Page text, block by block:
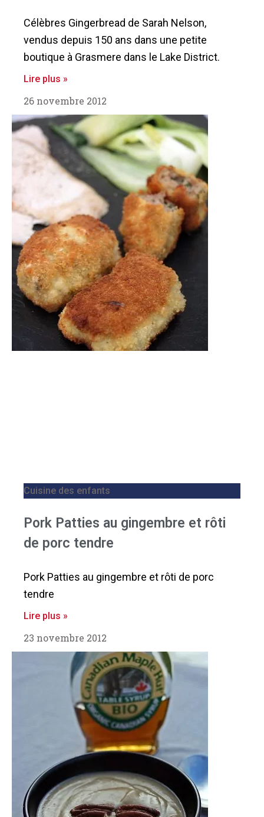
Célèbres Gingerbread de Sarah Nelson,
vendus depuis 150 ans dans une petite
boutique à Grasmere dans le Lake District.
Lire plus »
26 novembre 2012
Cuisine des enfants
Pork Patties au gingembre et rôti
de porc tendre
Pork Patties au gingembre et rôti de porc
tendre
Lire plus »
23 novembre 2012